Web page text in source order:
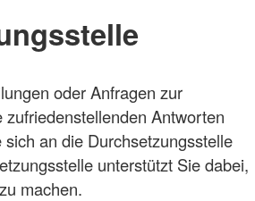
oder Anfragen zur
zufriedenstellenden Antworten
an die Durchsetzungsstelle
unterstützt Sie dabei,
machen.